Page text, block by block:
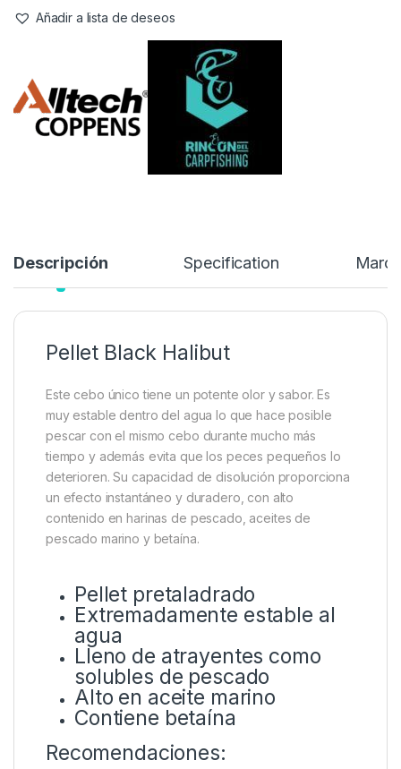
Añadir a lista de deseos
Descripción Specification Marca
Pellet Black Halibut
Este cebo único tiene un potente olor y sabor. Es
muy estable dentro del agua lo que hace posible
pescar con el mismo cebo durante mucho más
tiempo y además evita que los peces pequeños lo
deterioren. Su capacidad de disolución proporciona
un efecto instantáneo y duradero, con alto
contenido en harinas de pescado, aceites de
pescado marino y betaína.
Pellet pretaladrado
Extremadamente estable al
agua
Lleno de atrayentes como
solubles de pescado
Alto en aceite marino
Contiene betaína
Recomendaciones: